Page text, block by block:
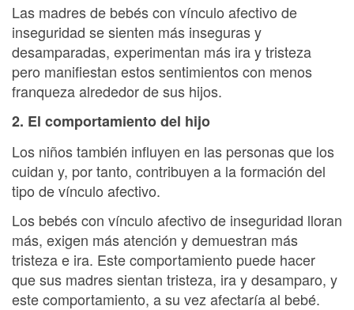
Las madres de bebés con vínculo afectivo de
inseguridad se sienten más inseguras y
desamparadas, experimentan más ira y tristeza
pero manifiestan estos sentimientos con menos
franqueza alrededor de sus hijos.
2. El comportamiento del hijo
Los niños también influyen en las personas que los
cuidan y, por tanto, contribuyen a la formación del
tipo de vínculo afectivo.
Los bebés con vínculo afectivo de inseguridad lloran
más, exigen más atención y demuestran más
tristeza e ira. Este comportamiento puede hacer
que sus madres sientan tristeza, ira y desamparo, y
este comportamiento, a su vez afectaría al bebé.